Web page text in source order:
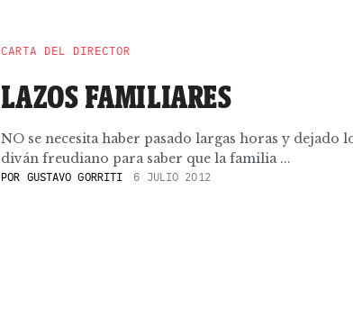
CARTA DEL DIRECTOR
LAZOS FAMILIARES
NO se necesita haber pasado largas horas y dejado
diván freudiano para saber que la familia ...
POR GUSTAVO GORRITI 6 JULIO 2012